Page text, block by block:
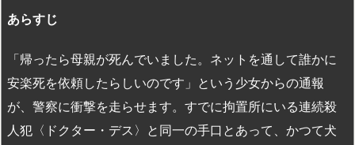
あらすじ
「帰ったら母親が死んでいました。ネットを通して誰かに
安楽死を依頼したらしいのです」という少女からの通報
が、警察に衝撃を走らせます​。すでに拘置所にいる連続殺
人犯〈ドクター・デス〉と同一の手口とあって、かつて犬